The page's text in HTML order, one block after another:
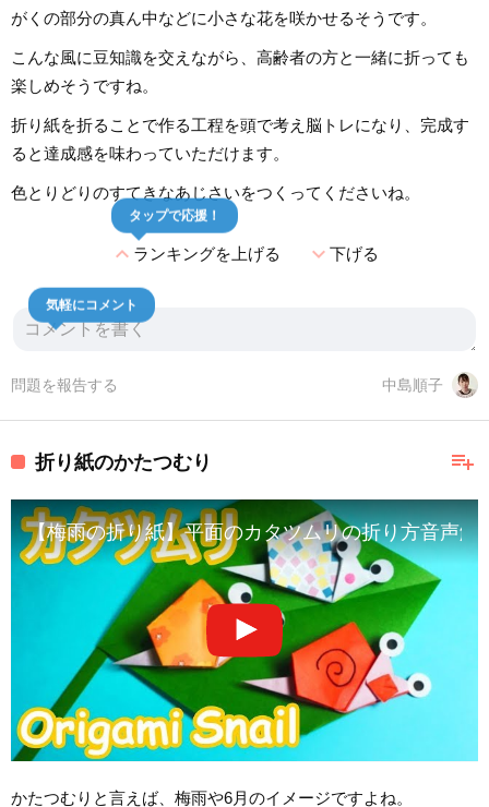
がくの部分の真ん中などに小さな花を咲かせるそうです。
こんな風に豆知識を交えながら、高齢者の方と一緒に折っても
楽しめそうですね。
折り紙を折ることで作る工程を頭で考え脳トレになり、完成す
ると達成感を味わっていただけます。
色とりどりのすてきなあじさいをつくってくださいね。
expand_lessランキングを上げる
タップで応援！
expand_more下げる
気軽にコメント
中島順子
問題を報告する
playlist_add
折り紙のかたつむり
【梅雨の折り紙】平面のカタツムリの折り方音声
かたつむりと言えば、梅雨や6月のイメージですよね。